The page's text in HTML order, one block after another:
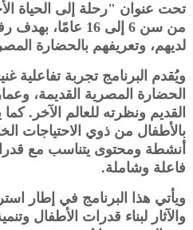
تحت عنوان "رحلة إلى الحياة
من سن 6 إلى 16
لديهم، وتعريفهم بالحضارة
ويُقدم البرنامج تجربة تفاعلية
الحضارة المصرية القديمة،
القديم ونظرته للعالم الآخر.
بالأطفال من ذوي الاحتياجات
أنشطة ومحتوى يتناسب مع
فاعلة وشاملة.
ويأتي هذا البرنامج في إطار
والآثار لبناء قدرات الأطفال